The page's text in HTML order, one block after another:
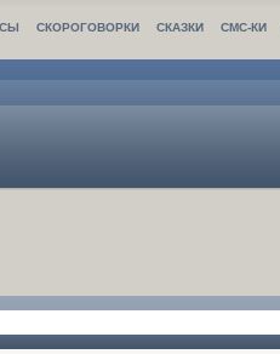
СКОРОГОВОРКИ СКАЗКИ СМС-КИ